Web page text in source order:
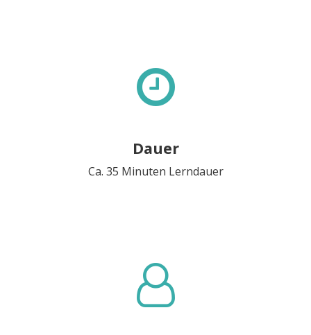
Dauer
Ca. 35 Minuten Lerndauer